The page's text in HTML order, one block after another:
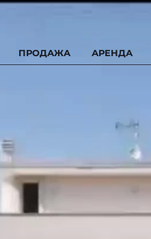
ПРОДАЖА АРЕНДА